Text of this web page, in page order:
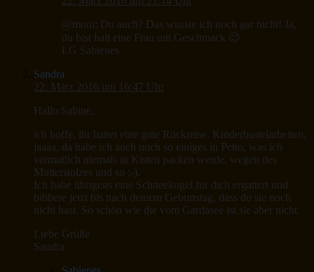
@moni: Du auch? Das wusste ich noch gar nicht! Ja,
du bist halt eine Frau mit Geschmack 😉
LG Sabienes
Sandra
22. März 2016 um 16:47 Uhr
Hallo Sabine,
ich hoffe, ihr hattet eine gute Rückreise. Kinderbastelarbeiten,
jaaaa, da habe ich auch noch so einiges in Petto, was ich
vermutlich niemals in Kisten packen werde, wegen des
Mutterstolzes und so ;-).
Ich habe übrigens eine Schneekugel für dich ergattert und
bibbere jetzt bis nach deinem Geburtstag, dass du sie noch
nicht hast. So schön wie die vom Gardasee ist sie aber nicht.
Liebe Grüße
Sandra